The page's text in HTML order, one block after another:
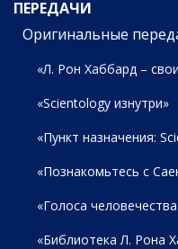
ПЕРЕДАЧИ
Оригинальные
«Л. Рон Хаббард –
«Scientology изнутри»
«Пункт назначения:
«Познакомьтесь с
«Голоса
«Библиотека Л. Рона